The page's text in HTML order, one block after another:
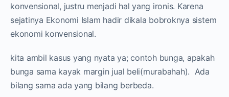
konvensional, justru menjadi hal yang ironis. Karena
sejatinya Ekonomi Islam hadir dikala bobroknya sistem
ekonomi konvensional.
kita ambil kasus yang nyata ya; contoh bunga, apakah
bunga sama kayak margin jual beli(murabahah). Ada
bilang sama ada yang bilang berbeda.